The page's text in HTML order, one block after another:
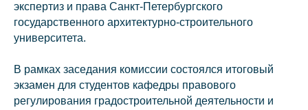
экспертиз и права Санкт‑Петербургского
государственного архитектурно‑строительного
университета.
В рамках заседания комиссии состоялся итоговый
экзамен для студентов кафедры правового
регулирования градостроительной деятельности и